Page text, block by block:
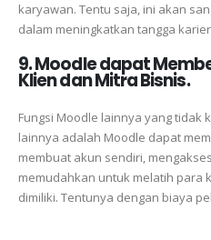
karyawan. Tentu saja, ini akan
dalam meningkatkan tangga
9. Moodle dapat
Klien dan Mitra Bisnis.
Fungsi Moodle lainnya yang tidak
lainnya adalah Moodle dapat
membuat akun sendiri,
memudahkan untuk melatih para
dimiliki. Tentunya dengan biaya